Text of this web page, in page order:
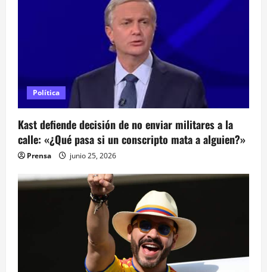
s
Política
Kast defiende decisión de no enviar militares a la
calle: «¿Qué pasa si un conscripto mata a alguien?»
Prensa junio 25, 2026